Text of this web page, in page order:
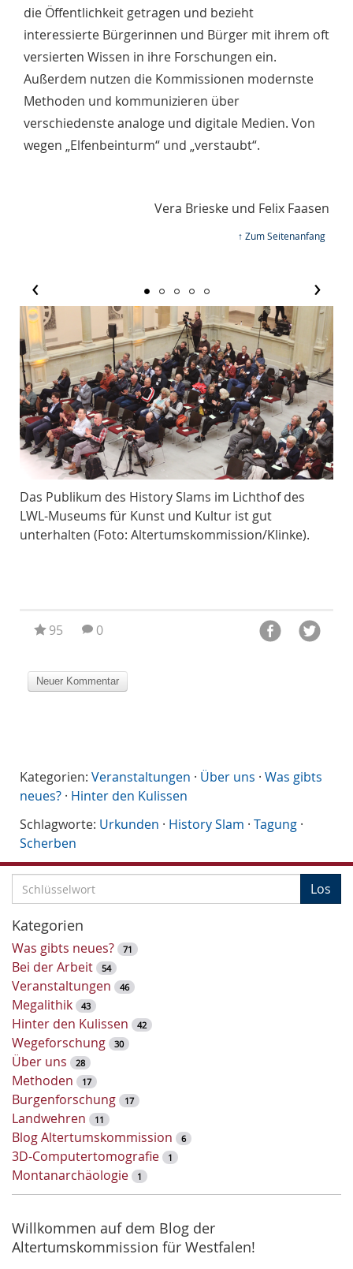
die Öffentlichkeit getragen und bezieht
interessierte Bürgerinnen und Bürger mit ihrem oft
versierten Wissen in ihre Forschungen ein.
Außerdem nutzen die Kommissionen modernste
Methoden und kommunizieren über
verschiedenste analoge und digitale Medien. Von
wegen „Elfenbeinturm“ und „verstaubt“.
Vera Brieske und Felix Faasen
↑ Zum Seitenanfang
Das Publikum des History Slams im Lichthof des
LWL-Museums für Kunst und Kultur ist gut
unterhalten (Foto: Altertumskommission/Klinke).
‹ ›
95 0
Kategorien: Veranstaltungen · Über uns · Was gibts
neues? · Hinter den Kulissen
Schlagworte: Urkunden · History Slam · Tagung ·
Scherben
c
h
l
ü
s
s
e
l
w
o
r
t
-
S
u
c
e
Los
Kategorien
Was gibts neues? 71
Bei der Arbeit 54
Veranstaltungen 46
Megalithik 43
Hinter den Kulissen 42
Wegeforschung 30
Über uns 28
Methoden 17
Burgenforschung 17
Landwehren 11
Blog Altertumskommission 6
3D-Computertomografie 1
Montanarchäologie 1
Willkommen auf dem Blog der
Altertumskommission für Westfalen!